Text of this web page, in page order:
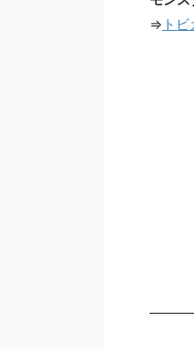
⇒ ト